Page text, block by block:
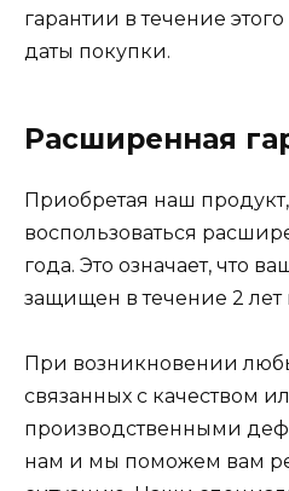
гарантии в течение
даты покупки.
Расширенная
Приобретая наш
воспользоваться
года. Это означает, что
защищен в течение 2 лет
При возникновении
связанных с качеством
производственными
нам и мы поможем вам